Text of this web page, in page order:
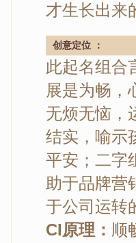
才生长出来
创意定位 ：
此起名组合
展是为畅，
无烦无恼，
结实，喻示
平安；二字
助于品牌营
于公司运转
CI原理： 顺